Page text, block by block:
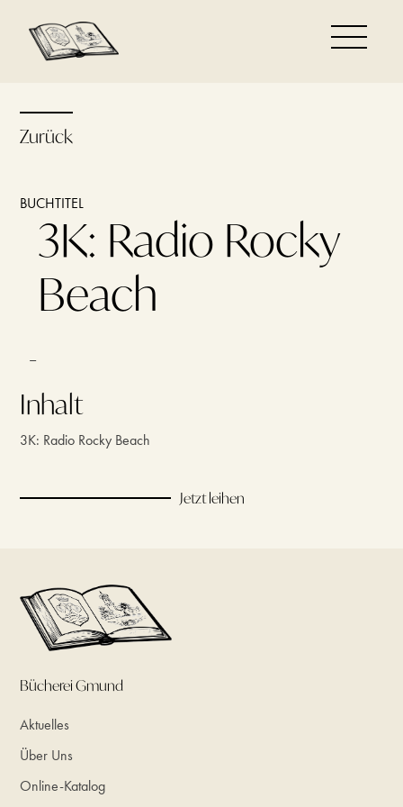
Zurück
BUCHTITEL
3K: Radio Rocky
Beach
–
Inhalt
3K: Radio Rocky Beach
Jetzt leihen
Bücherei Gmund
Aktuelles
Über Uns
Online-Katalog